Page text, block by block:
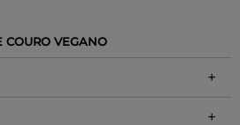
COURO VEGANO
+
+